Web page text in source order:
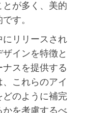
が多く、美的
す。
リリースされ
インを特徴と
スを提供する
これらのアイ
のように補完
かを考慮するべ